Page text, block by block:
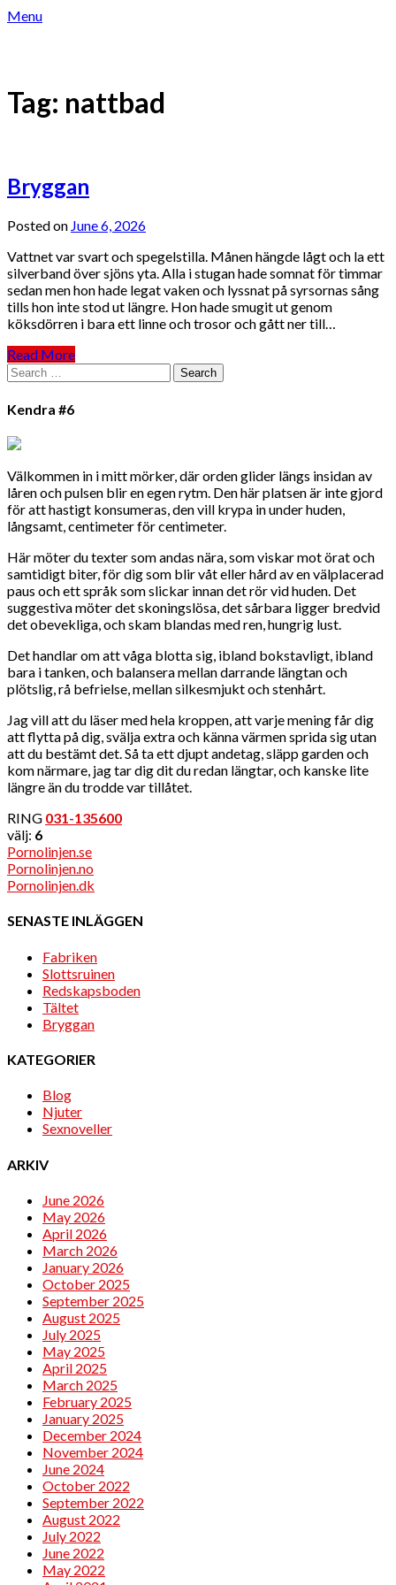
Skip
Menu
Tag: nattbad
Bryggan
Posted on June 6, 2026
Vattnet var svart och spegelstilla. Månen hängde lågt och la ett
silverband över sjöns yta. Alla i stugan hade somnat för timmar
sedan men hon hade legat vaken och lyssnat på syrsornas sång
tills hon inte stod ut längre. Hon hade smugit ut genom
köksdörren i bara ett linne och trosor och gått ner till…
Read More
Search
for:
Kendra #6
Välkommen in i mitt mörker, där orden glider längs insidan av
låren och pulsen blir en egen rytm. Den här platsen är inte gjord
för att hastigt konsumeras, den vill krypa in under huden,
långsamt, centimeter för centimeter.
Här möter du texter som andas nära, som viskar mot örat och
samtidigt biter, för dig som blir våt eller hård av en välplacerad
paus och ett språk som slickar innan det rör vid huden. Det
suggestiva möter det skoningslösa, det sårbara ligger bredvid
det obevekliga, och skam blandas med ren, hungrig lust.
Det handlar om att våga blotta sig, ibland bokstavligt, ibland
bara i tanken, och balansera mellan darrande längtan och
plötslig, rå befrielse, mellan silkesmjukt och stenhårt.
Jag vill att du läser med hela kroppen, att varje mening får dig
att flytta på dig, svälja extra och känna värmen sprida sig utan
att du bestämt det. Så ta ett djupt andetag, släpp garden och
kom närmare, jag tar dig dit du redan längtar, och kanske lite
längre än du trodde var tillåtet.
RING 031-135600
välj: 6
Pornolinjen.se
Pornolinjen.no
Pornolinjen.dk
SENASTE INLÄGGEN
Fabriken
Slottsruinen
Redskapsboden
Tältet
Bryggan
KATEGORIER
Blog
Njuter
Sexnoveller
ARKIV
June 2026
May 2026
April 2026
March 2026
January 2026
October 2025
September 2025
August 2025
July 2025
May 2025
April 2025
March 2025
February 2025
January 2025
December 2024
November 2024
June 2024
October 2022
September 2022
August 2022
July 2022
June 2022
May 2022